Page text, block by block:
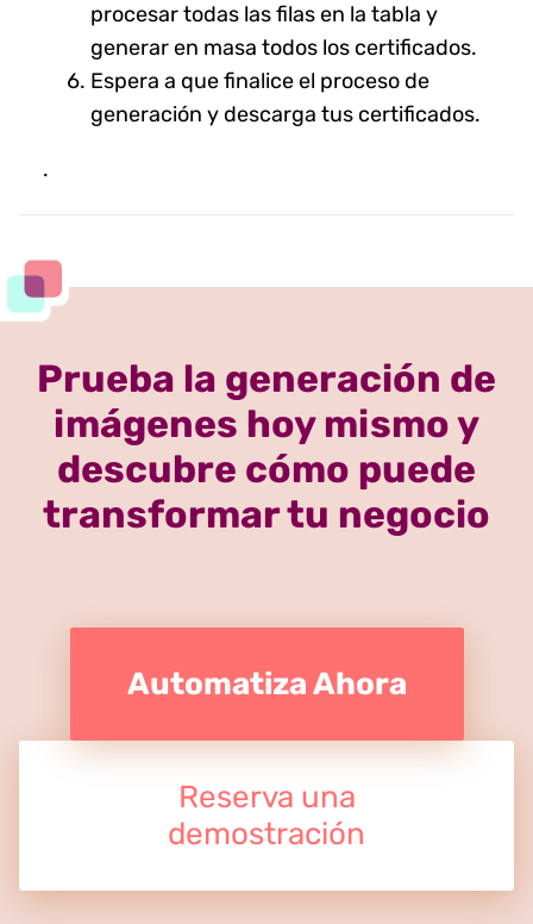
procesar todas las filas en la tabla y
generar en masa todos los certificados.
Espera a que finalice el proceso de
generación y descarga tus certificados.
.
Prueba la generación de
imágenes hoy mismo y
descubre cómo puede
transformar tu negocio
Automatiza Ahora
Reserva una
demostración